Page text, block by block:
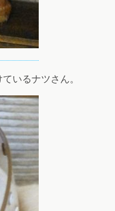
いるナツさん。